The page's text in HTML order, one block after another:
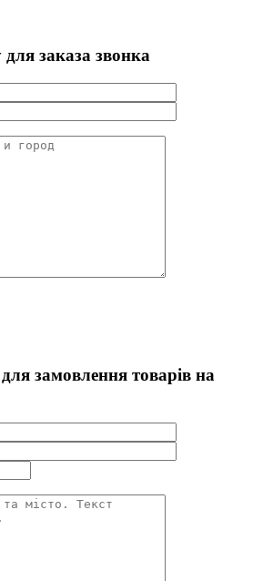
заказа звонка
замовлення товарів на